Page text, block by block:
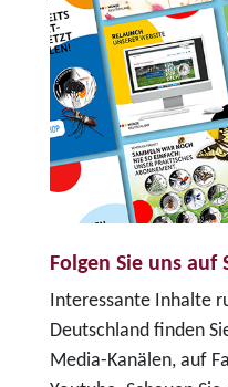
Folgen Sie uns auf
Interessante Inhalte
Deutschland finden
Media-Kanälen, auf